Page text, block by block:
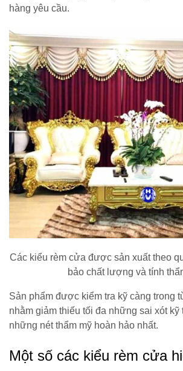
hàng yêu cầu.
Các kiểu rèm cửa được sản xuất theo
bảo chất lượng và tính
Sản phẩm được kiểm tra kỹ càng trong
nhằm giảm thiếu tối đa những sai xót kỹ
những nét thẩm mỹ hoàn hảo nhất.
Một số các kiểu rèm cửa